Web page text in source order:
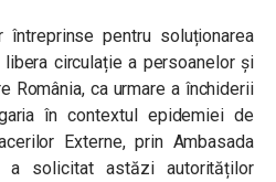
întreprinse pentru soluționarea
circulație a persoanelor și
România, ca urmare a închiderii
în contextul epidemiei de
Externe, prin Ambasada
a solicitat astăzi autorităților